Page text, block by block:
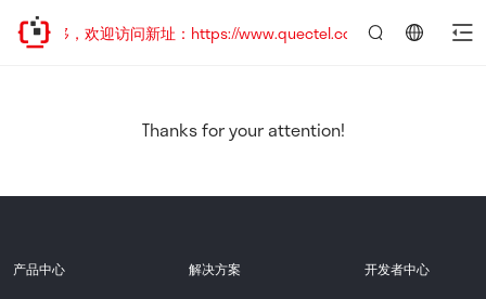
址已迁移，欢迎访问新址：https://www.quectel.com.cn
Thanks for your attention!
产品中心 解决方案 开发者中心